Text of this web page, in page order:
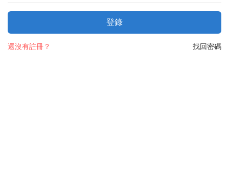
登錄
找回密碼
還沒有註冊？